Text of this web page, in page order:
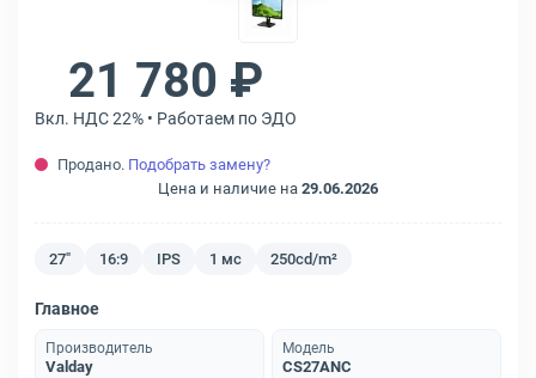
21 780 ₽
Вкл. НДС 22% • Работаем по ЭДО
Продано. Подобрать замену?
Цена и наличие на 29.06.2026
27" 16:9 IPS 1 мс 250cd/m²
Главное
Производитель
Valday
Модель
CS27ANC